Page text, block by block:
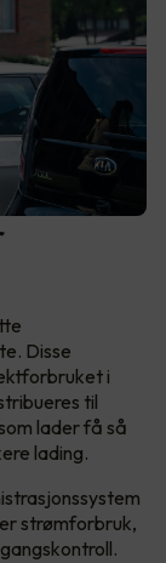
Disse
i
til
lader få så
lading.
strømforbruk,